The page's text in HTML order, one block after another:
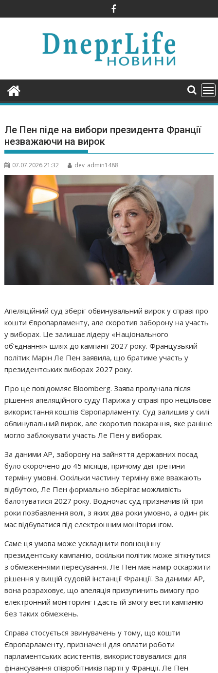
to
Ле Пен піде на вибори президента Франції
незважаючи на вирок
07.07.2026 21:32 dev_admin1488
Апеляційний суд зберіг обвинувальний вирок у справі про
кошти Європарламенту, але скоротив заборону на участь
у виборах. Це залишає лідеру «Національного
об’єднання» шлях до кампанії 2027 року. Французький
політик Марін Ле Пен заявила, що братиме участь у
президентських виборах 2027 року.
Про це повідомляє Bloomberg. Заява пролунала після
рішення апеляційного суду Парижа у справі про нецільове
використання коштів Європарламенту. Суд залишив у силі
обвинувальний вирок, але скоротив покарання, яке раніше
могло заблокувати участь Ле Пен у виборах.
За даними AP, заборону на зайняття державних посад
було скорочено до 45 місяців, причому дві третини
терміну умовні. Оскільки частину терміну вже вважають
відбутою, Ле Пен формально зберігає можливість
балотуватися 2027 року. Водночас суд призначив їй три
роки позбавлення волі, з яких два роки умовно, а один рік
має відбуватися під електронним моніторингом.
Саме ця умова може ускладнити повноцінну
президентську кампанію, оскільки політик може зіткнутися
з обмеженнями пересування. Ле Пен має намір оскаржити
рішення у вищій судовій інстанції Франції. За даними AP,
вона розраховує, що апеляція призупинить вимогу про
електронний моніторинг і дасть їй змогу вести кампанію
без таких обмежень.
Справа стосується звинувачень у тому, що кошти
Європарламенту, призначені для оплати роботи
парламентських асистентів, використовувалися для
фінансування співробітників партії у Франції. Ле Пен